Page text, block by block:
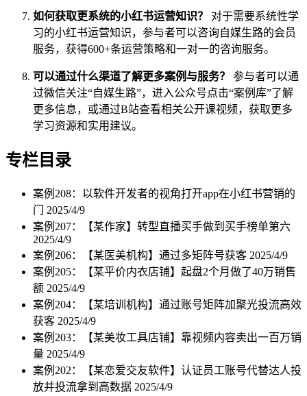
如何获取更系统的小红书运营知识？
对于需要系统性学
习的小红书运营知识，参与者可以咨询自媒生路的会员
服务，获得600+条运营策略和一对一的咨询服务。
可以通过什么渠道了解更多案例与服务？
参与者可以通
过微信关注“自媒生路”，进入公众号点击“案例库”了解
更多信息，或通过B站查看相关公开课视频，获取更多
学习资源和实用建议。
专栏目录
案例208：以软件开发者的视角打开app在小红书营销的
门 2025/4/9
案例207：【某作家】转型直播买手做到买手榜单第六
2025/4/9
案例206：【某医美机构】通过多矩阵号获客 2025/4/9
案例205：【某平价内衣店铺】起盘2个月做了40万销售
额 2025/4/9
案例204：【某培训机构】通过账号矩阵加聚光投流高效
获客 2025/4/9
案例203：【某美妆工具店铺】靠视频内容卖出一百万销
量 2025/4/9
案例202：【某恋爱交友软件】认证员工账号代替达人投
放并投流拿到高数据 2025/4/9